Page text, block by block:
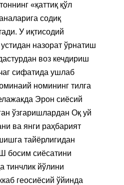
«қаттиқ қўл
содиқ
У иқтисодий
назорат ўрнатиш
воз кечдириш
сифатида ушлаб
номининг тилга
Эрон сиёсий
ўзгаришлардан Оқ уй
ва янги раҳбарият
тайёрлигидан
босим сиёсатини
тинчлик йўлини
геосиёсий ўйинда